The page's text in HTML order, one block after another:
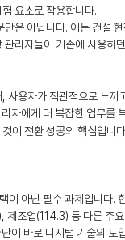
요소로 작용합니다.
은 아닙니다. 이는 건설
리자들이 기존에 사용하
용자가 직관적으로 느
자에게 더 복잡한 업무를
이 전환 성공의 핵심입니
아닌 필수 과제입니다.
조업(114.3) 등 다른 주
이 바로 디지털 기술의 도